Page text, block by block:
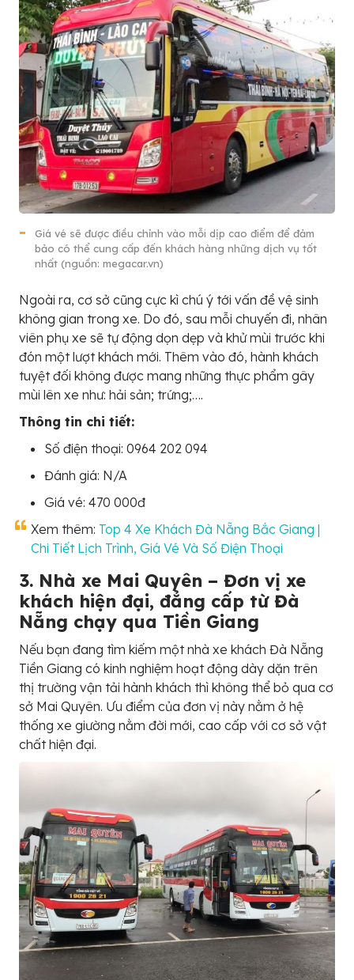
Giá vé sẽ được điều chỉnh vào mỗi dịp cao điểm để đảm
bảo có thể cung cấp đến khách hàng những dịch vụ tốt
nhất (nguồn: megacar.vn)
Ngoài ra, cơ sở cũng cực kì chú ý tới vấn đề vệ sinh
không gian trong xe. Do đó, sau mỗi chuyến đi, nhân
viên phụ xe sẽ tự động dọn dẹp và khử mùi trước khi
đón một lượt khách mới. Thêm vào đó, hành khách
tuyệt đối không được mang những thực phẩm gây
mùi lên xe như: hải sản; trứng;….
Thông tin chi tiết:
Số điện thoại: 0964 202 094
Đánh giá: N/A
Giá vé: 470 000đ
Xem thêm: Top 4 Xe Khách Đà Nẵng Bắc Giang |
Chi Tiết Lịch Trình, Giá Vé Và Số Điện Thoại
3. Nhà xe Mai Quyên – Đơn vị xe
khách hiện đại, đẳng cấp từ Đà
Nẵng chạy qua Tiền Giang
Nếu bạn đang tìm kiếm một nhà xe khách Đà Nẵng
Tiền Giang có kinh nghiệm hoạt động dày dặn trên
thị trường vận tải hành khách thì không thể bỏ qua cơ
sở Mai Quyên. Ưu điểm của đơn vị này nằm ở hệ
thống xe giường nằm đời mới, cao cấp với cơ sở vật
chất hiện đại.